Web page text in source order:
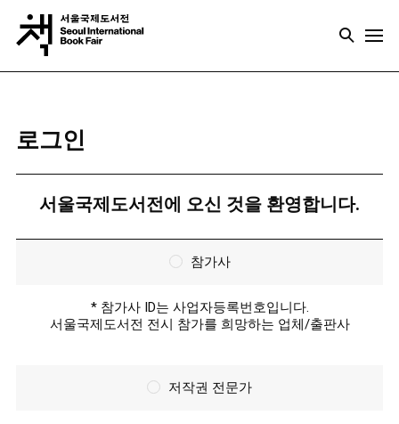
로그인
서울국제도서전에 오신 것을 환영합니다.
참가사
* 참가사 ID는 사업자등록번호입니다.
서울국제도서전 전시 참가를 희망하는 업체/출판사
저작권 전문가